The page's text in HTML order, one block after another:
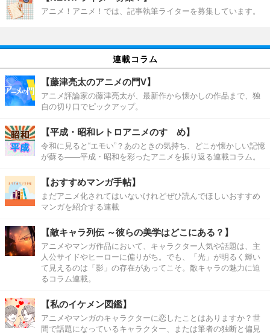
アニメ！アニメ！では、記事執筆ライターを募集しています。
連載コラム
【藤津亮太のアニメの門V】
アニメ評論家の藤津亮太が、最新作から懐かしの作品まで、独
自の切り口でピックアップ。
【平成・昭和レトロアニメのすゝめ】
令和に見ると“エモい”？あのときの気持ち、どこか懐かしい記憶
が蘇る――平成・昭和を彩ったアニメを振り返る連載コラム。
【おすすめマンガ手帖】
まだアニメ化されてはいないけれどぜひ読んでほしいおすすめ
マンガを紹介する連載
【敵キャラ列伝 ～彼らの美学はどこにある？】
アニメやマンガ作品において、キャラクター人気や話題は、主
人公サイドやヒーローに偏りがち。でも、「光」が明るく輝い
て見えるのは「影」の存在があってこそ。敵キャラの魅力に迫
るコラム連載。
【私のイケメン図鑑】
アニメやマンガのキャラクターに恋したことはありますか？世
間で話題になっているキャラクター、または筆者の独断と偏見